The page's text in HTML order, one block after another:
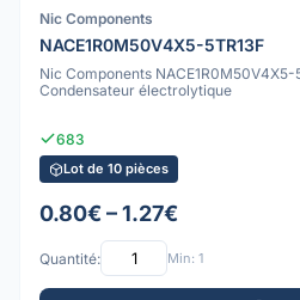
Nic Components
NACE1R0M50V4X5-5TR13F
Nic Components NACE1R0M50V4X5-
Condensateur électrolytique
683
Lot de 10 pièces
0.80€ – 1.27€
Quantité: Min: 1